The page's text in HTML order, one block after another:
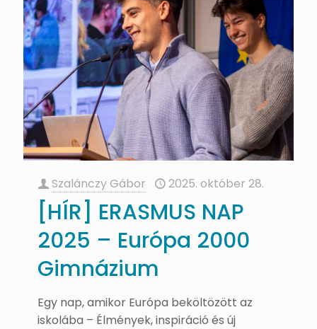
Szalánczy Gábor 2025. október 28.
[HÍR] ERASMUS NAP
2025 – Európa 2000
Gimnázium
Egy nap, amikor Európa beköltözött az
iskolába – Élmények, inspiráció és új